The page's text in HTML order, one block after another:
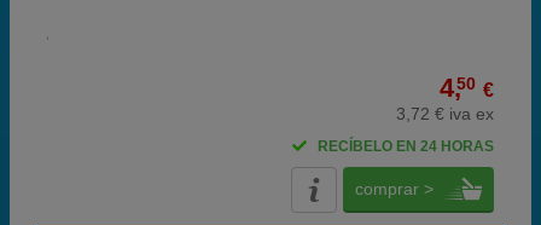
4,50 €
3,72 € iva ex
RECÍBELO EN 24 HORAS
comprar >